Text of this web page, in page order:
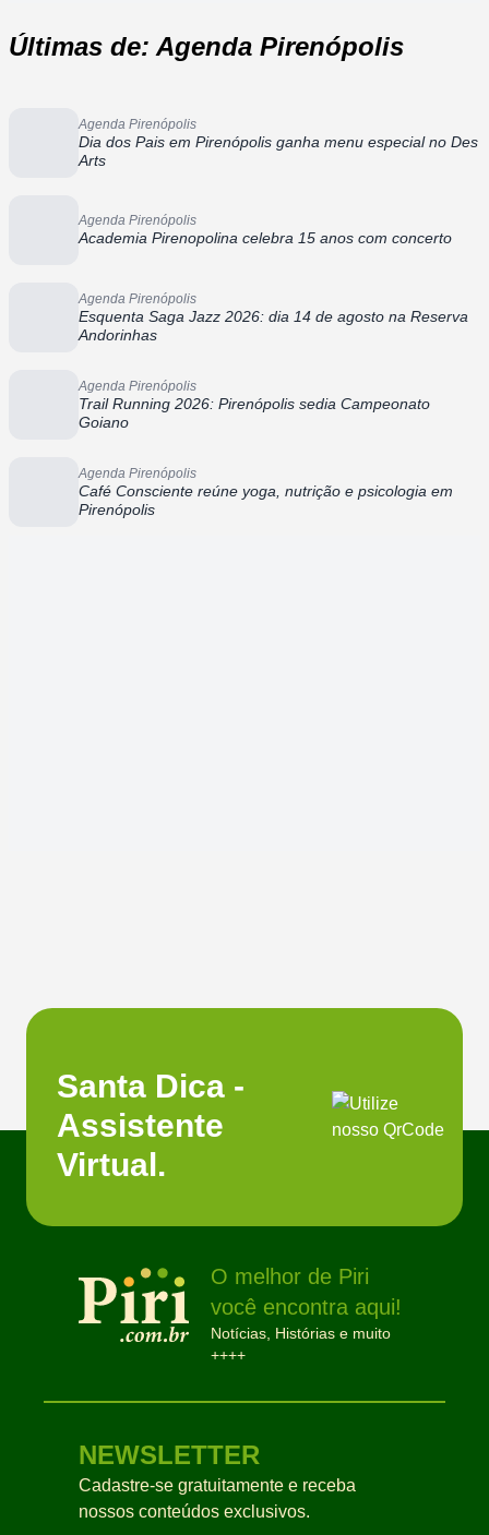
Últimas de: Agenda Pirenópolis
Agenda Pirenópolis
Dia dos Pais em Pirenópolis ganha menu especial no Des
Arts
Agenda Pirenópolis
Academia Pirenopolina celebra 15 anos com concerto
Agenda Pirenópolis
Esquenta Saga Jazz 2026: dia 14 de agosto na Reserva
Andorinhas
Agenda Pirenópolis
Trail Running 2026: Pirenópolis sedia Campeonato
Goiano
Agenda Pirenópolis
Café Consciente reúne yoga, nutrição e psicologia em
Pirenópolis
Santa Dica -
Assistente
Virtual.
O melhor de Piri
você encontra aqui!
Notícias, Histórias e muito
++++
NEWSLETTER
Cadastre-se gratuitamente e receba
nossos conteúdos exclusivos.